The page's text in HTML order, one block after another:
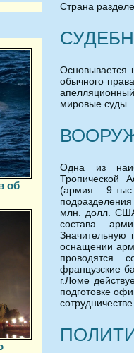
об
Страна
Основывается
обычного
мировые суды.
Одна из
Тропической
(армия – 9
млн. долл.
состава
Значительную
оснащении
проводятся
французские
г.Ломе
подготовке